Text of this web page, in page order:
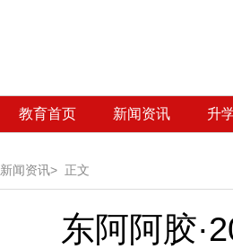
教育首页 新闻资讯 升
新闻资讯> 正文
东阿阿胶